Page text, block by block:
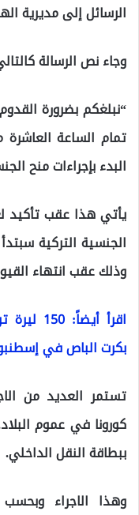
الرسائل إلى مديرية
وجاء نص الرسالة
“نبلغكم بضرورة
البدء بإجراءات منح
يأتي هذا عقب تأكيد
الجنسية التركية
وذلك عقب انتهاء
بكرت الباص في
تستمر العديد من
ببطاقة النقل الداخلي.
وهذا الاجراء